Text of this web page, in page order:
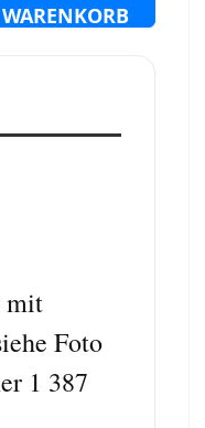
WARENKORB
mit
Foto
1 387